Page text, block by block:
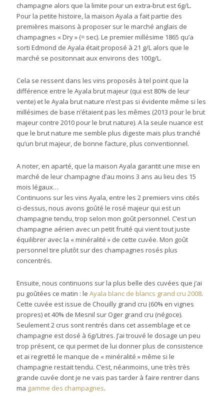
champagne alors que la limite pour un extra-brut est 6g/L.
Pour la petite histoire, la maison Ayala a fait partie des
premières maisons à proposer sur le marché anglais de
champagnes « Dry » (= sec). Le premier millésime 1865 qu’a
sorti Edmond de Ayala était proposé à 21 g/L alors que le
marché se positonnait aux environs des 100g/L.
Cela se ressent dans les vins proposés à tel point que la
différence entre le Ayala brut majeur (qui est 80% de leur
vente) et le Ayala brut nature n’est pas si évidente même si les
millésimes de base n’étaient pas les mêmes (2013 pour le brut
majeur contre 2010 pour le brut nature). A la seule nuance est
que le brut nature me semble plus digeste mais plus tranché
qu’un brut majeur, de bonne facture, plus conventionnel.
A noter, en aparté, que la maison Ayala garantit une mise en
marché de leur champagne d’au moins 3 ans au lieu des 15
mois légaux…
Continuons sur les vins Ayala, entre les 2 premiers vins cités
ci-dessus, nous avons goûté le rosé majeur qui est un
champagne tendu, trop selon mon goût personnel. C’est un
champagne aérien avec un petit fruité qui vient tout juste
équilibrer avec la « minéralité » de cette cuvée. Mon goût
personnel tire plutôt sur des champagnes rosés plus
concentrés.
Ensuite, nous continuons sur la plus belle des cuvées que j’ai
pu goûtées ce matin : leAyala blanc de blancs grand cru 2008.
Cette cuvée est issue de Chouilly grand cru (60% en vignes
propres) et 40% de Mesnil sur Oger grand cru (négoce).
Seulement 2 crus sont rentrés dans cet assemblage et ce
champagne est dosé à 6g/Litres. J’ai trouvé le dosage un peu
trop présent, ce qui permet de lui donner plus de consistence
et ai regretté le manque de « minéralité » même si le
champagne restait tendu. C’est, néanmoins, une très très
grande cuvée dont je ne vais pas tarder à faire rentrer dans
ma gamme des champagnes.